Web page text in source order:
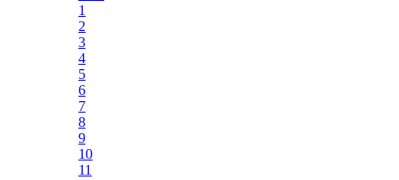
1
2
3
4
5
6
7
8
9
10
11